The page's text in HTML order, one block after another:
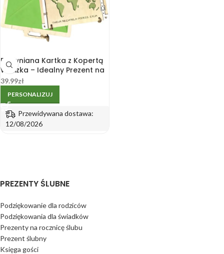
Drewniana Kartka z Kopertą
Walizka – Idealny Prezent na
Emeryturę
39.99zł
PERSONALIZUJ
Przewidywana dostawa:
12/08/2026
PREZENTY ŚLUBNE
Podziękowanie dla rodziców
Podziękowania dla świadków
Prezenty na rocznicę ślubu
Prezent ślubny
Księga gości